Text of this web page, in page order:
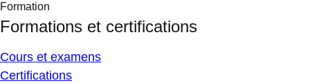
Formation
Formations et certifications
Cours et examens
Certifications